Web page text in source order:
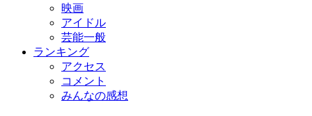
映画
アイドル
芸能一般
ランキング
アクセス
コメント
みんなの感想